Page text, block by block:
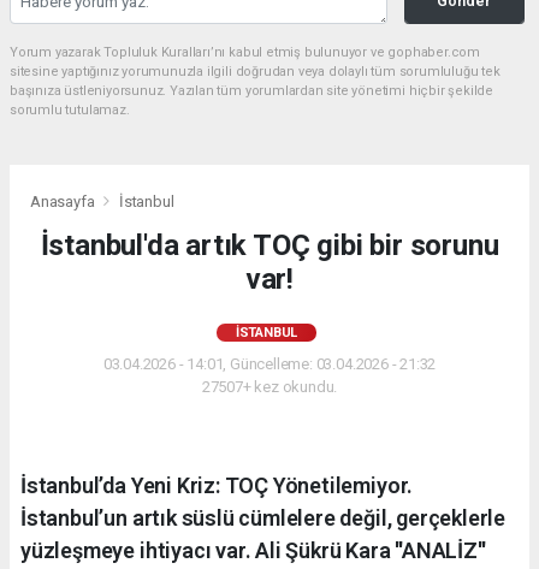
Yorum yazarak Topluluk Kuralları’nı kabul etmiş bulunuyor ve gophaber.com
sitesine yaptığınız yorumunuzla ilgili doğrudan veya dolaylı tüm sorumluluğu tek
başınıza üstleniyorsunuz. Yazılan tüm yorumlardan site yönetimi hiçbir şekilde
sorumlu tutulamaz.
Anasayfa İstanbul
İstanbul'da artık TOÇ gibi bir sorunu
var!
İSTANBUL
03.04.2026 - 14:01, Güncelleme: 03.04.2026 - 21:32
27507+ kez okundu.
İstanbul’da Yeni Kriz: TOÇ Yönetilemiyor.
İstanbul’un artık süslü cümlelere değil, gerçeklerle
yüzleşmeye ihtiyacı var. Ali Şükrü Kara ''ANALİZ''